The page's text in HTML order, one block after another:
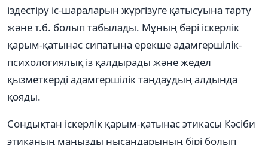
іздестіру іс-шараларын жүргізуге қатысуына тарту
және т.б. болып табылады. Мұның бәрі іскерлік
қарым-қатынас сипатына ерекше адамгершілік-
психологиялық із қалдырады және жедел
қызметкерді адамгершілік таңдаудың алдында
қояды.
Сондықтан іскерлік қарым-қатынас этикасы Кәсіби
этиканың маңызды нысандарының бірі болып